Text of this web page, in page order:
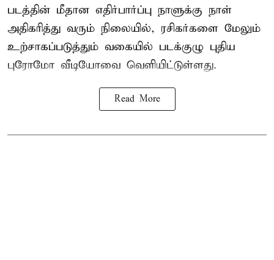
படத்தின் மீதான எதிர்பார்ப்பு நாளுக்கு நாள்
அதிகரித்து வரும் நிலையில், ரசிகர்களை மேலும்
உற்சாகப்படுத்தும் வகையில் படக்குழு புதிய
புரோமோ வீடியோவை வெளியிட்டுள்ளது.
Read More